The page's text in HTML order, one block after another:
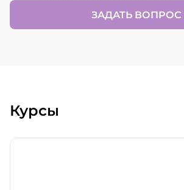
ЗАДАТЬ ВОПРОС
Курсы